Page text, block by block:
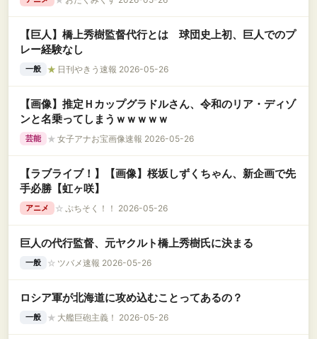
【巨人】橋上秀樹監督代行とは 球団史上初、巨人でのプ
レー経験なし
一般 ★ 日刊やきう速報 2026-05-26
【画像】推定Ｈカップグラドルさん、令和のリア・ディゾ
ンと名乗ってしまうｗｗｗｗｗ
芸能 ★ 女子アナお宝画像速報 2026-05-26
【ラブライブ！】【画像】桜坂しずくちゃん、新企画で先
手必勝【虹ヶ咲】
アニメ ☆ ぷちそく！！ 2026-05-26
巨人の代行監督、元ヤクルト橋上秀樹氏に決まる
一般 ☆ ツバメ速報 2026-05-26
ロシア軍が北海道に攻め込むことってあるの？
一般 ★ 大艦巨砲主義！ 2026-05-26